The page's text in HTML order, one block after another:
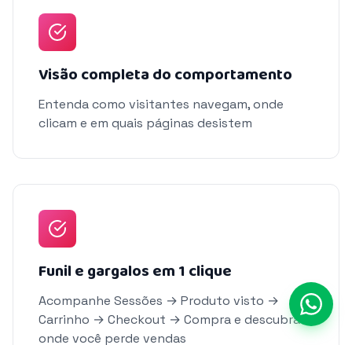
Visão completa do comportamento
Entenda como visitantes navegam, onde
clicam e em quais páginas desistem
Funil e gargalos em 1 clique
Acompanhe Sessões → Produto visto →
Carrinho → Checkout → Compra e descubra
onde você perde vendas